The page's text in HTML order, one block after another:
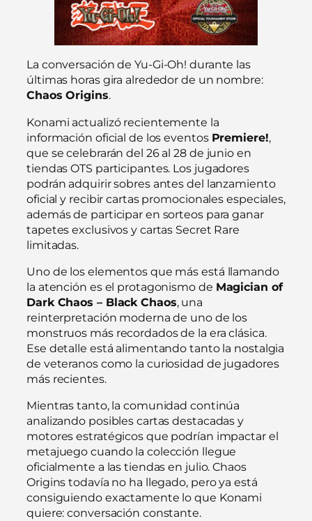
La conversación de Yu-Gi-Oh! durante las
últimas horas gira alrededor de un nombre:
Chaos Origins.
Konami actualizó recientemente la
información oficial de los eventos Premiere!,
que se celebrarán del 26 al 28 de junio en
tiendas OTS participantes. Los jugadores
podrán adquirir sobres antes del lanzamiento
oficial y recibir cartas promocionales especiales,
además de participar en sorteos para ganar
tapetes exclusivos y cartas Secret Rare
limitadas.
Uno de los elementos que más está llamando
la atención es el protagonismo de Magician of
Dark Chaos – Black Chaos, una
reinterpretación moderna de uno de los
monstruos más recordados de la era clásica.
Ese detalle está alimentando tanto la nostalgia
de veteranos como la curiosidad de jugadores
más recientes.
Mientras tanto, la comunidad continúa
analizando posibles cartas destacadas y
motores estratégicos que podrían impactar el
metajuego cuando la colección llegue
oficialmente a las tiendas en julio. Chaos
Origins todavía no ha llegado, pero ya está
consiguiendo exactamente lo que Konami
quiere: conversación constante.